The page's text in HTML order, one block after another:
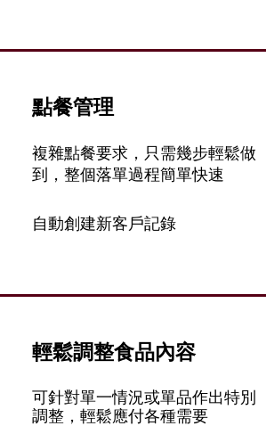
點餐管理
複雜點餐要求，只需幾步輕鬆做
到，整個落單過程簡單快速
自動創建新客戶記錄
輕鬆調整食品內容
可針對單一情況或單品作出特別
調整，輕鬆應付各種需要